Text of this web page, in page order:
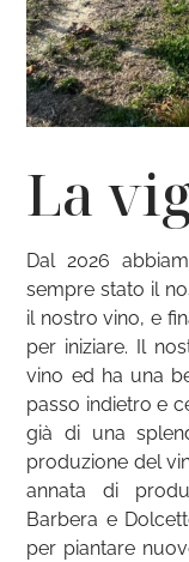
La
Dal 2026
sempre stato il
il nostro vino, e
per iniziare. Il
vino ed ha una
passo indietro e
già di una
produzione del
annata di
Barbera e
per piantare